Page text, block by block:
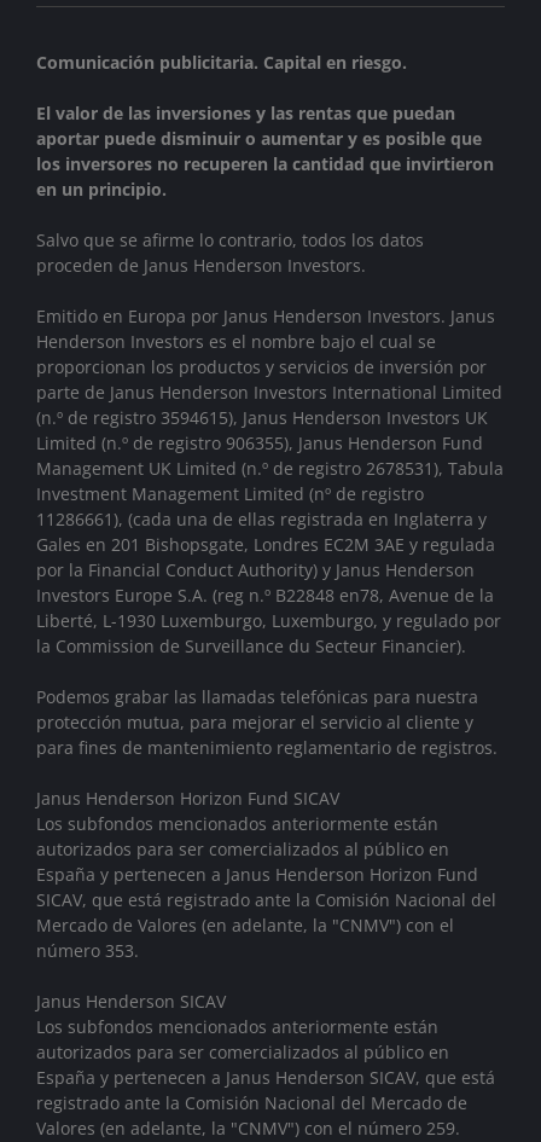
Comunicación publicitaria. Capital en riesgo.
El valor de las inversiones y las rentas que puedan
aportar puede disminuir o aumentar y es posible que
los inversores no recuperen la cantidad que invirtieron
en un principio.
Salvo que se afirme lo contrario, todos los datos
proceden de Janus Henderson Investors.
Emitido en Europa por Janus Henderson Investors. Janus
Henderson Investors es el nombre bajo el cual se
proporcionan los productos y servicios de inversión por
parte de Janus Henderson Investors International Limited
(n.º de registro 3594615), Janus Henderson Investors UK
Limited (n.º de registro 906355), Janus Henderson Fund
Management UK Limited (n.º de registro 2678531), Tabula
Investment Management Limited (nº de registro
11286661), (cada una de ellas registrada en Inglaterra y
Gales en 201 Bishopsgate, Londres EC2M 3AE y regulada
por la Financial Conduct Authority) y Janus Henderson
Investors Europe S.A. (reg n.º B22848 en78, Avenue de la
Liberté, L-1930 Luxemburgo, Luxemburgo, y regulado por
la Commission de Surveillance du Secteur Financier).
Podemos grabar las llamadas telefónicas para nuestra
protección mutua, para mejorar el servicio al cliente y
para fines de mantenimiento reglamentario de registros.
Janus Henderson Horizon Fund SICAV
Los subfondos mencionados anteriormente están
autorizados para ser comercializados al público en
España y pertenecen a Janus Henderson Horizon Fund
SICAV, que está registrado ante la Comisión Nacional del
Mercado de Valores (en adelante, la "CNMV") con el
número 353.
Janus Henderson SICAV
Los subfondos mencionados anteriormente están
autorizados para ser comercializados al público en
España y pertenecen a Janus Henderson SICAV, que está
registrado ante la Comisión Nacional del Mercado de
Valores (en adelante, la "CNMV") con el número 259.